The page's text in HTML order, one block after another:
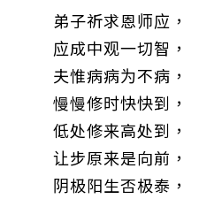
弟子祈求恩师应，
应成中观一切智，
夫惟病病为不病，
慢慢修时快快到，
低处修来高处到，
让步原来是向前，
阴极阳生否极泰，